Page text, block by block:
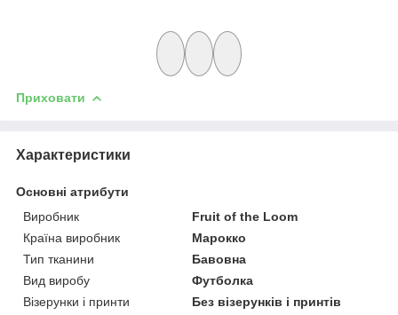
Приховати
Характеристики
Основні атрибути
Виробник
Fruit of the Loom
Країна виробник
Марокко
Тип тканини
Бавовна
Вид виробу
Футболка
Візерунки і принти
Без візерунків і принтів